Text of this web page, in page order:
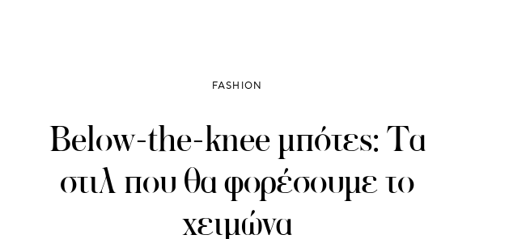
FASHION
Below-the-knee μπότες: Τα
στιλ που θα φορέσουμε το
χειμώνα